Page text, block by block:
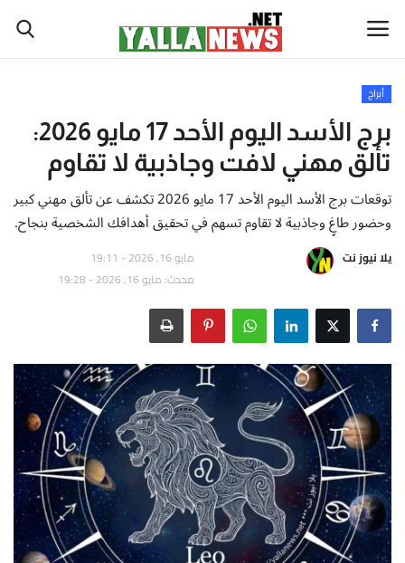
أخبار العالم
أخبار الوطن العربي
سياسة واقتصاد
رياضة
ثقافة وفن
صحة ولياقة
أطباق من المطابخ العربية
سياحة وسفر
منوعات عامة
أبراج
برج الأسد اليوم الأحد 17 مايو 2026:
تألق مهني لافت وجاذبية لا تقاوم
توقعات برج الأسد اليوم الأحد 17 مايو 2026 تكشف عن تألق مهني كبير
وحضور طاغٍ وجاذبية لا تقاوم تسهم في تحقيق أهدافك الشخصية بنجاح.
يلا نيوز نت
مايو 16, 2026 - 19:11
محدث: مايو 16, 2026 - 19:28